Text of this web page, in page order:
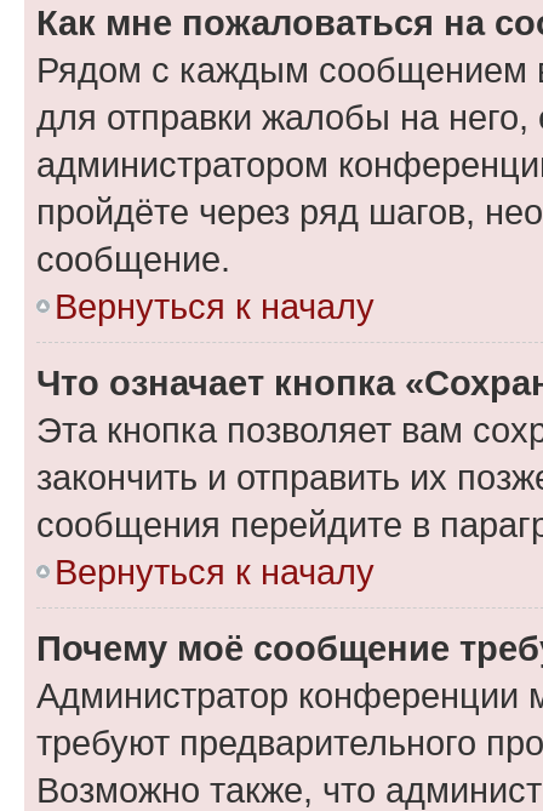
Как мне пожаловаться на
Рядом с каждым сообщением
для отправки жалобы на
администратором
пройдёте через ряд шагов,
сообщение.
Вернуться к началу
Что означает кнопка
Эта кнопка позволяет вам
закончить и отправить их
сообщения перейдите в
Вернуться к началу
Почему моё сообщение
Администратор конференции
требуют предварительного
Возможно также, что